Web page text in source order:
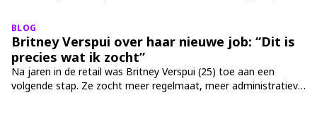
van salaris in een vacature. Wat betekent deze wet precies? We
leggen het haarfijn uit.
BLOG
Britney Verspui over haar nieuwe job: “Dit is
precies wat ik zocht”
Na jaren in de retail was Britney Verspui (25) toe aan een
volgende stap. Ze zocht meer regelmaat, meer administratieve